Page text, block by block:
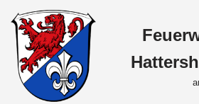
Zum
Inhalt
springen